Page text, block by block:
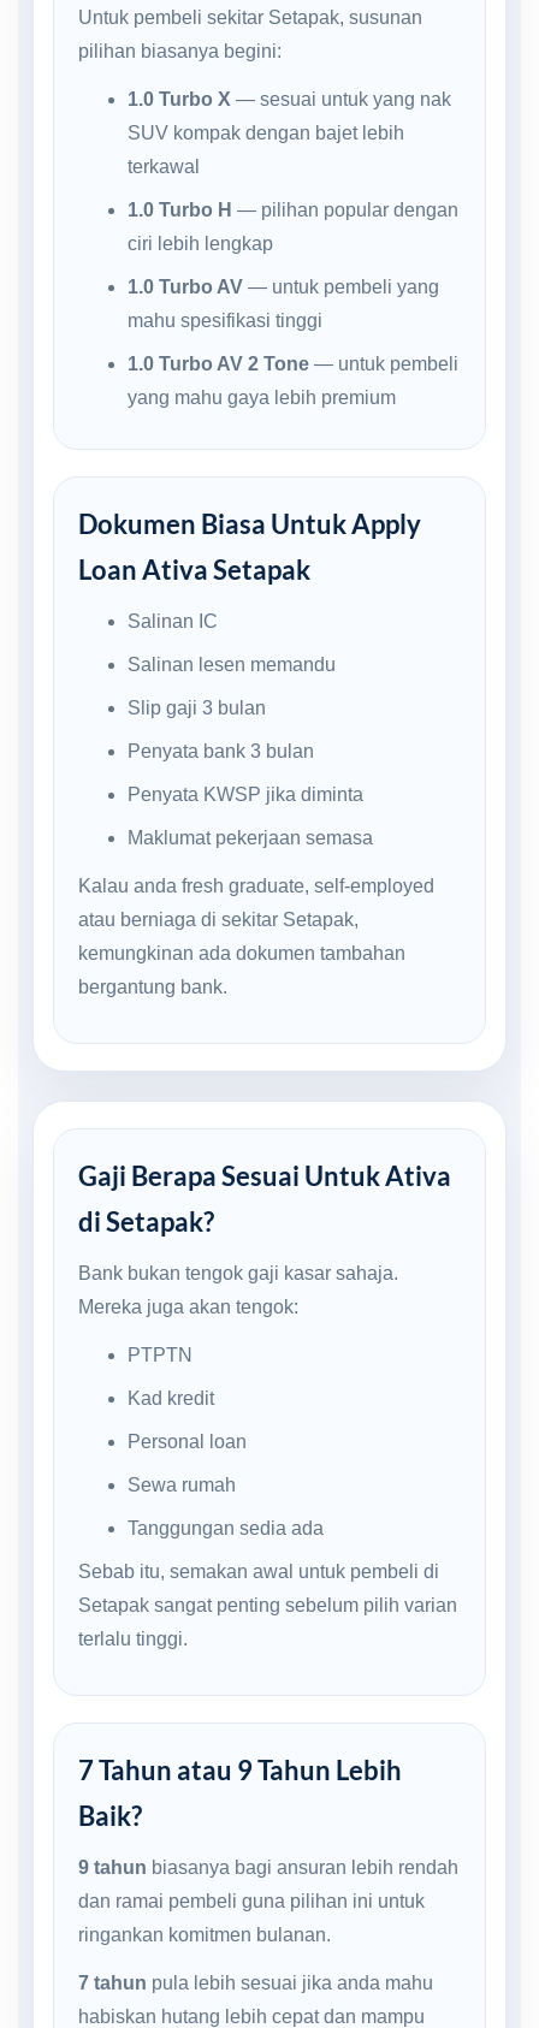
Untuk pembeli sekitar Setapak, susunan
pilihan biasanya begini:
1.0 Turbo X — sesuai untuk yang nak
SUV kompak dengan bajet lebih
terkawal
1.0 Turbo H — pilihan popular dengan
ciri lebih lengkap
1.0 Turbo AV— untuk pembeli yang
mahu spesifikasi tinggi
1.0 Turbo AV 2 Tone— untuk pembeli
yang mahu gaya lebih premium
Dokumen Biasa Untuk Apply
Loan Ativa Setapak
Salinan IC
Salinan lesen memandu
Slip gaji 3 bulan
Penyata bank 3 bulan
Penyata KWSP jika diminta
Maklumat pekerjaan semasa
Kalau anda fresh graduate, self-employed
atau berniaga di sekitar Setapak,
kemungkinan ada dokumen tambahan
bergantung bank.
Gaji Berapa Sesuai Untuk Ativa
di Setapak?
Bank bukan tengok gaji kasar sahaja.
Mereka juga akan tengok:
PTPTN
Kad kredit
Personal loan
Sewa rumah
Tanggungan sedia ada
Sebab itu, semakan awal untuk pembeli di
Setapak sangat penting sebelum pilih varian
terlalu tinggi.
7 Tahun atau 9 Tahun Lebih
Baik?
9 tahun biasanya bagi ansuran lebih rendah
dan ramai pembeli guna pilihan ini untuk
ringankan komitmen bulanan.
7 tahun pula lebih sesuai jika anda mahu
habiskan hutang lebih cepat dan mampu